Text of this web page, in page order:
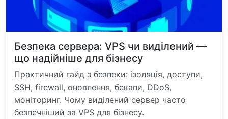
Безпека сервера: VPS чи виділений —
що надійніше для бізнесу
Практичний гайд з безпеки: ізоляція, доступи,
SSH, firewall, оновлення, бекапи, DDoS,
моніторинг. Чому виділений сервер часто
безпечніший за VPS для бізнесу.